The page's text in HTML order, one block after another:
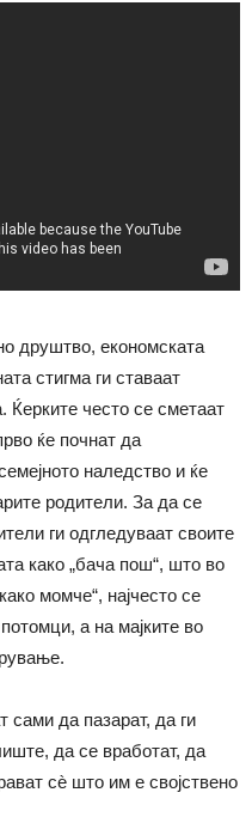
друштво, економската
стигма ги ставаат
Ќерките често се сметаат
ќе почнат да
наледство и ќе
родители. За да се
ги одгледуваат своите
како „бача пош“, што во
момче“, најчесто се
а на мајките во
сами да пазарат, да ги
да се вработат, да
сѐ што им е својствено